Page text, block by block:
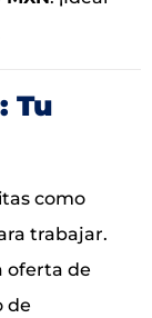
Tu
como
trabajar.
oferta de
de